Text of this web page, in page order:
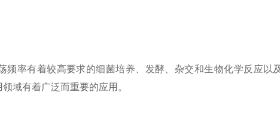
频率有着较高要求的细菌培养、发酵、杂交和生物化学反应以
域有着广泛而重要的应用。